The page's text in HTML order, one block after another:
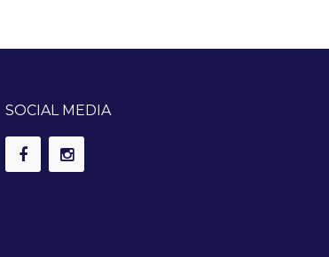
SOCIAL MEDIA